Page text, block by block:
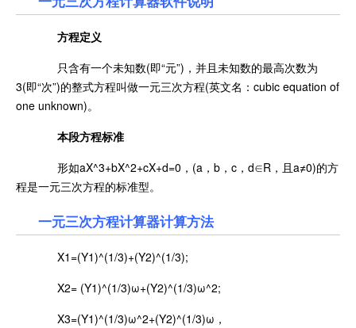
方程定义
只含有一个未知数(即“元”)，并且未知数的最高次数为
3(即“次”)的整式方程叫做一元三次方程(英文名：cubic equation of
one unknown)。
本段方程标准
形如aX^3+bX^2+cX+d=0，(a，b，c，d∈R，且a≠0)的方
程是一元三次方程的标准型。
一元三次方程计算器计算方法
X1=(Y1)^(1/3)+(Y2)^(1/3);
X2= (Y1)^(1/3)ω+(Y2)^(1/3)ω^2;
X3=(Y1)^(1/3)ω^2+(Y2)^(1/3)ω，